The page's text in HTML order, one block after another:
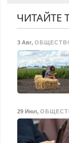
ЧИТАЙТЕ
3 Авг,
29 Июл,